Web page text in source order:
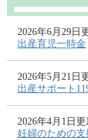
2026年6月29日
出産育児一時金
2026年5月21日
出産サポート
2026年4月1日更
妊婦のための支